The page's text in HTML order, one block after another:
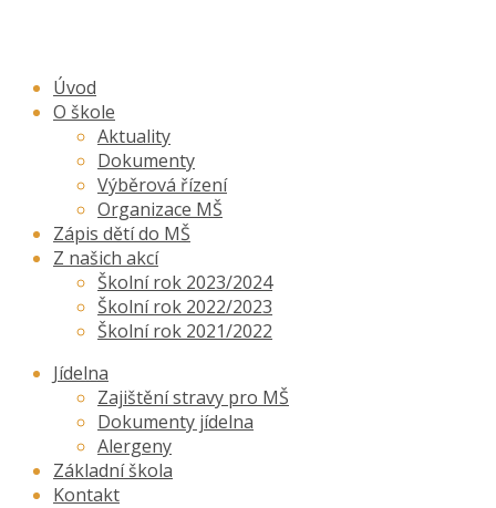
Úvod
O škole
Aktuality
Dokumenty
Výběrová řízení
Organizace MŠ
Zápis dětí do MŠ
Z našich akcí
Školní rok 2023/2024
Školní rok 2022/2023
Školní rok 2021/2022
Jídelna
Zajištění stravy pro MŠ
Dokumenty jídelna
Alergeny
Základní škola
Kontakt